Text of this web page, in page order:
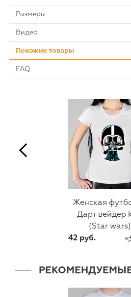
Размеры
Видео
Похожие товары
FAQ
Женская
Дарт вейдер
(Star wars)
42 руб.